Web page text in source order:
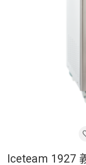
Iceteam 1927